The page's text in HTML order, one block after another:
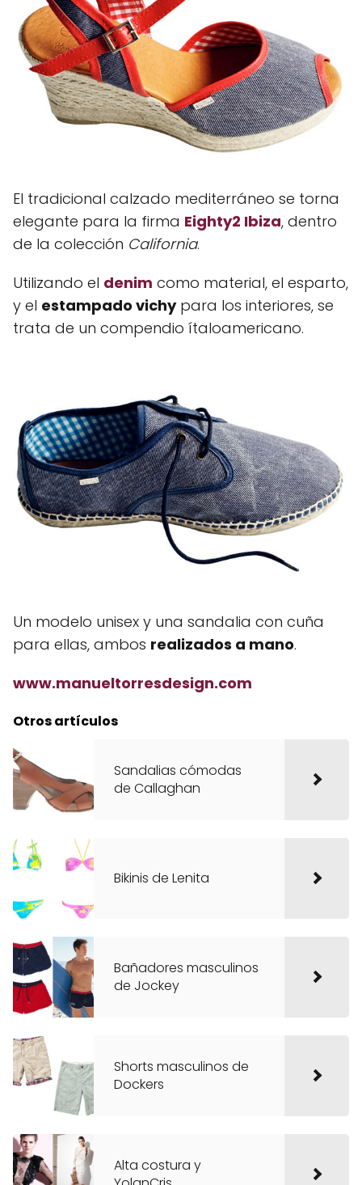
El tradicional calzado mediterráneo se torna
elegante para la firma Eighty2 Ibiza, dentro
de la colección California.
Utilizando el denim como material, el esparto,
y el estampado vichypara los interiores, se
trata de un compendio ítaloamericano.
Un modelo unisex y una sandalia con cuña
para ellas, ambos realizados a mano.
www.manueltorresdesign.com
Otros artículos
Sandalias cómodas
de Callaghan
Bikinis de Lenita
Bañadores masculinos
de Jockey
Shorts masculinos de
Dockers
Alta costura y